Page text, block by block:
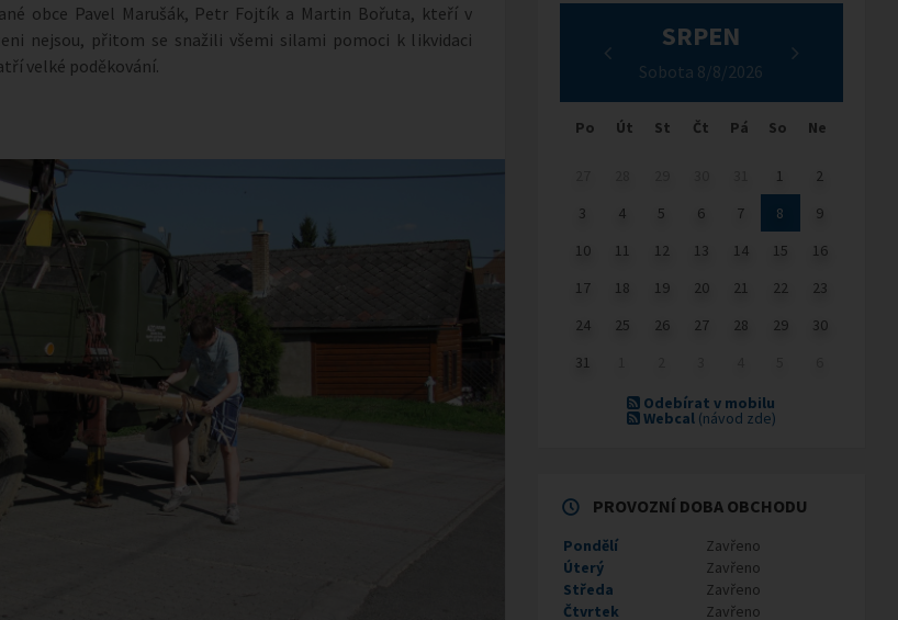
obce Pavel Marušák, Petr Fojtík a Martin Bořuta, kteří v
nejsou, přitom se snažili všemi silami pomoci k likvidaci
velké poděkování.
SRPEN
Sobota 8/8/2026
Po Út St Čt Pá So Ne
1
2
3
4 5 6 7 8
9
10
11 12 13 14 15
16
17
18 19 20 21 22
23
24
25 26 27 28 29
30
31
Odebírat v mobilu
Webcal (návod zde)
PROVOZNÍ DOBA OBCHODU
Pondělí
Zavřeno
Úterý
Zavřeno
Středa
Zavřeno
Čtvrtek
Zavřeno